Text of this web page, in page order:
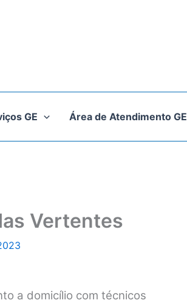
GE Área de Atendimento GE
Vertentes
a domicílio com técnicos